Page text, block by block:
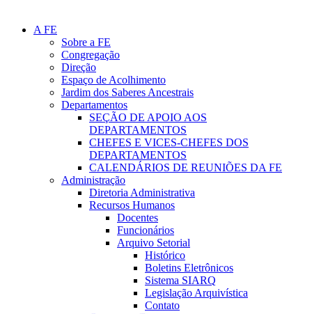
A FE
Sobre a FE
Congregação
Direção
Espaço de Acolhimento
Jardim dos Saberes Ancestrais
Departamentos
SEÇÃO DE APOIO AOS
DEPARTAMENTOS
CHEFES E VICES-CHEFES DOS
DEPARTAMENTOS
CALENDÁRIOS DE REUNIÕES DA FE
Administração
Diretoria Administrativa
Recursos Humanos
Docentes
Funcionários
Arquivo Setorial
Histórico
Boletins Eletrônicos
Sistema SIARQ
Legislação Arquivística
Contato